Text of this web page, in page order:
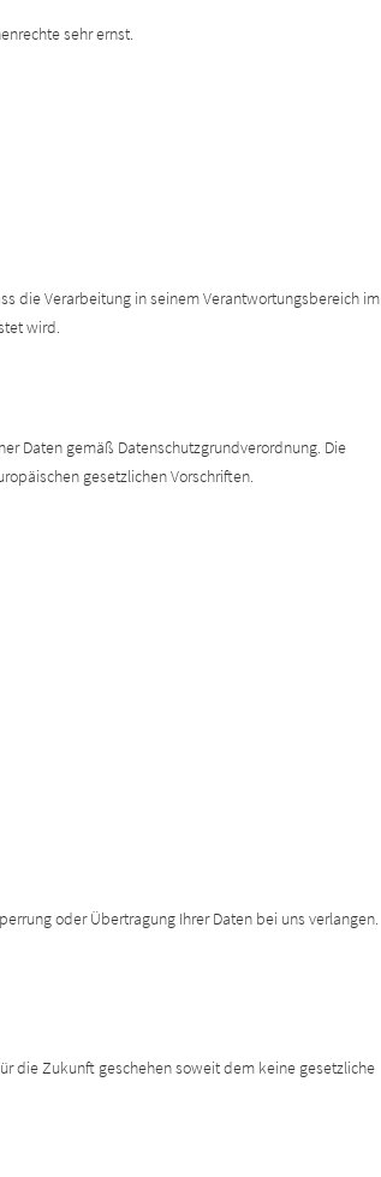
sehr ernst.
die Verarbeitung in seinem Verantwortungsbereich im
wird.
Daten gemäß Datenschutzgrundverordnung. Die
gesetzlichen Vorschriften.
oder Übertragung Ihrer Daten bei uns verlangen.
die Zukunft geschehen soweit dem keine gesetzliche